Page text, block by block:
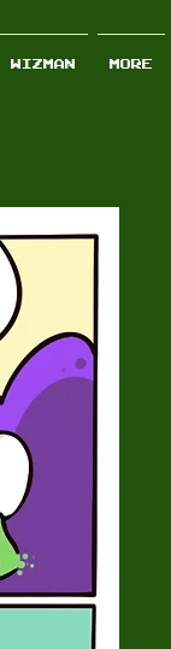
WIZMAN More